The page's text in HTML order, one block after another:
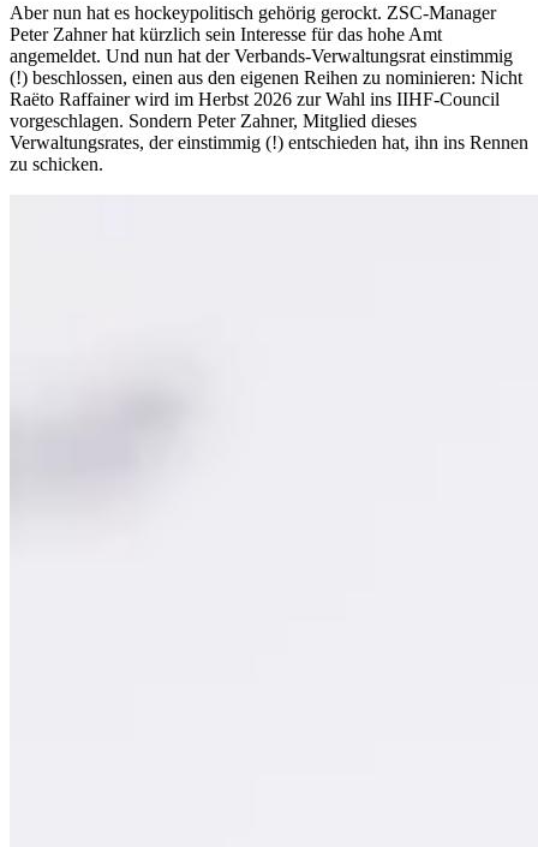
Aber nun hat es hockeypolitisch gehörig gerockt. ZSC-Manager
Peter Zahner hat kürzlich sein Interesse für das hohe Amt
angemeldet. Und nun hat der Verbands-Verwaltungsrat einstimmig
(!) beschlossen, einen aus den eigenen Reihen zu nominieren: Nicht
Raëto Raffainer wird im Herbst 2026 zur Wahl ins IIHF-Council
vorgeschlagen. Sondern Peter Zahner, Mitglied dieses
Verwaltungsrates, der einstimmig (!) entschieden hat, ihn ins Rennen
zu schicken.